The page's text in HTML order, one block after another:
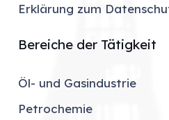
Erklärung zum
Bereiche der Tätigkeit
Öl- und Gasindustrie
Petrochemie